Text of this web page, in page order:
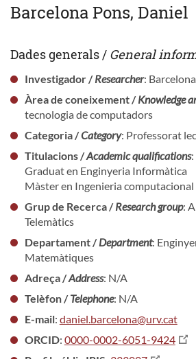
Barcelona Pons, Daniel
Dades generals / General
Investigador /Researcher:
Àrea de coneixement /Knowledge
tecnologia de computadors
Categoria /Category: Professorat
Titulacions /Academic qualifications:
Graduat en Enginyeria Informàtica
Màster en Ingenieria
Grup de Recerca /Research group:
Telemàtics
Departament /Department:
Matemàtiques
Adreça /Address: N/A
Telèfon /Telephone: N/A
E-mail: daniel.barcelona@urv.cat
ORCID: 0000-0002-6051-9424